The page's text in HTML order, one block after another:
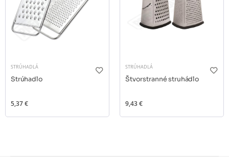
STRÚHADLÁ
Strúhadlo
5,37 €
STRÚHADLÁ
Štvorstranné struhádlo
9,43 €